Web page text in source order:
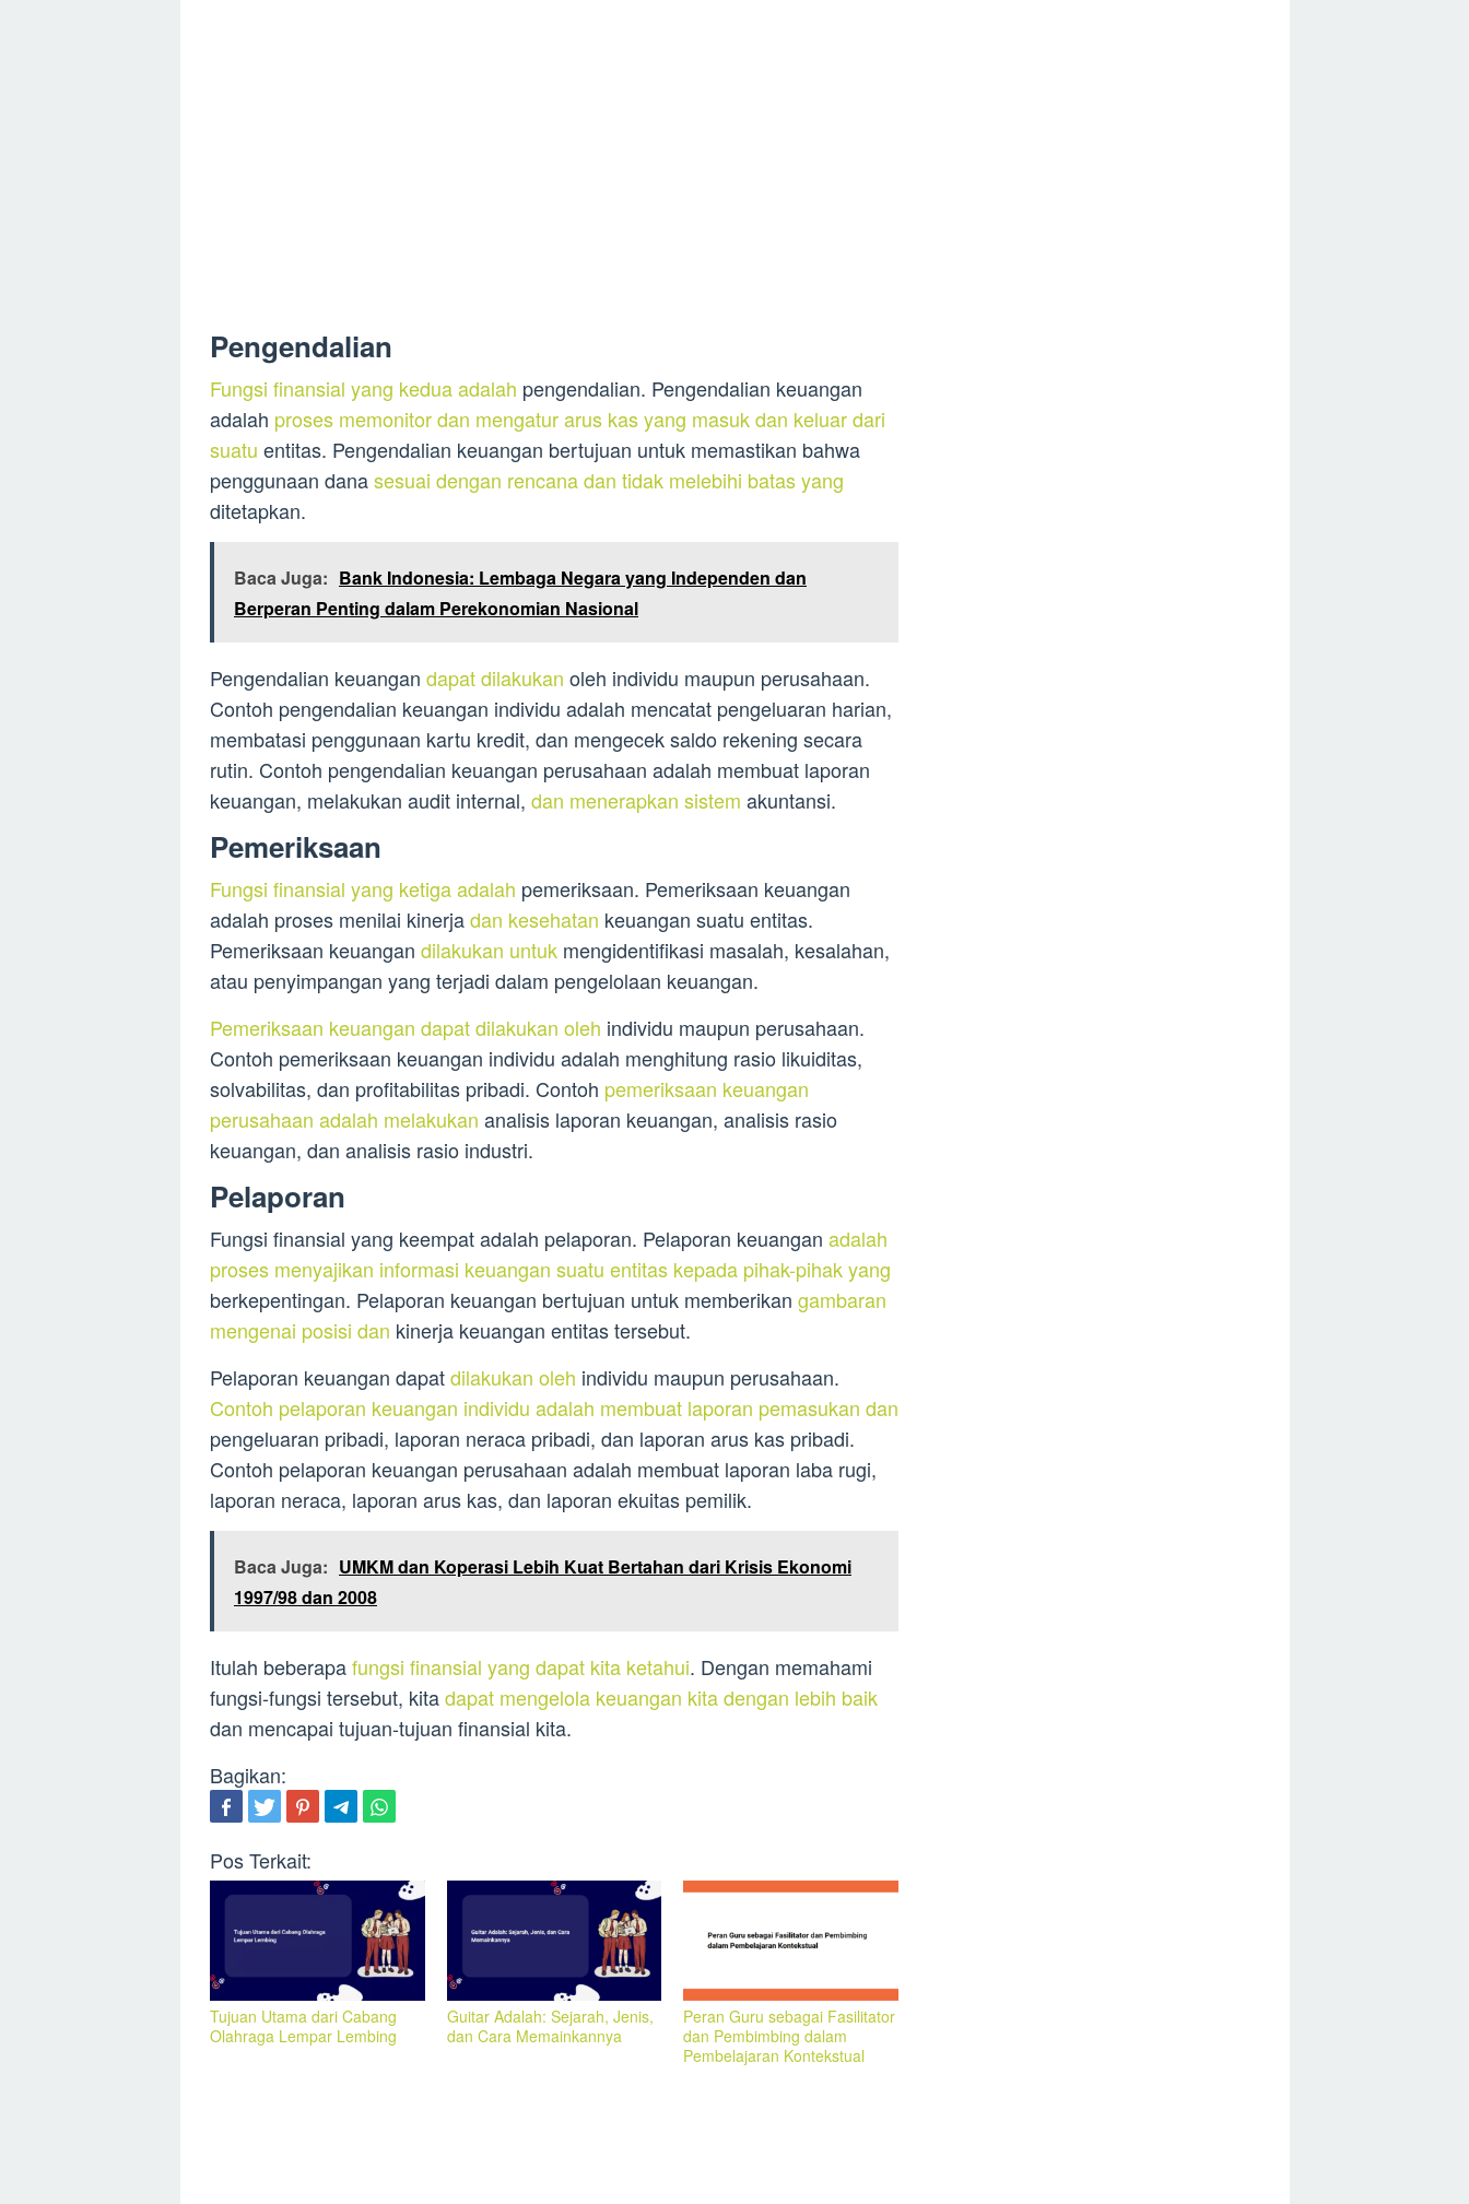
Pengendalian
Fungsi finansial yang kedua adalah pengendalian. Pengendalian keuangan
adalah proses memonitor dan mengatur arus kas yang masuk dan keluar dari
suatu entitas. Pengendalian keuangan bertujuan untuk memastikan bahwa
penggunaan danasesuai dengan rencana dan tidak melebihi batas yang
ditetapkan.
Baca Juga: Bank Indonesia: Lembaga Negara yang Independen dan
Berperan Penting dalam Perekonomian Nasional
Pengendalian keuangan dapat dilakukan oleh individu maupun perusahaan.
Contoh pengendalian keuangan individu adalah mencatat pengeluaran harian,
membatasi penggunaan kartu kredit, dan mengecek saldo rekening secara
rutin. Contoh pengendalian keuangan perusahaan adalah membuat laporan
keuangan, melakukan audit internal, dan menerapkan sistem akuntansi.
Pemeriksaan
Fungsi finansial yang ketiga adalah pemeriksaan. Pemeriksaan keuangan
adalah proses menilai kinerjadan kesehatan keuangan suatu entitas.
Pemeriksaan keuangan dilakukan untuk mengidentifikasi masalah, kesalahan,
atau penyimpangan yang terjadi dalam pengelolaan keuangan.
Pemeriksaan keuangan dapat dilakukan oleh individu maupun perusahaan.
Contoh pemeriksaan keuangan individu adalah menghitung rasio likuiditas,
solvabilitas, dan profitabilitas pribadi. Contoh pemeriksaan keuangan
perusahaan adalah melakukan analisis laporan keuangan, analisis rasio
keuangan, dan analisis rasio industri.
Pelaporan
Fungsi finansial yang keempat adalah pelaporan. Pelaporan keuangan adalah
proses menyajikan informasi keuangan suatu entitas kepada pihak-pihak yang
berkepentingan. Pelaporan keuangan bertujuan untuk memberikan gambaran
mengenai posisi dan kinerja keuangan entitas tersebut.
Pelaporan keuangan dapatdilakukan oleh individu maupun perusahaan.
Contoh pelaporan keuangan individu adalah membuat laporan pemasukan dan
pengeluaran pribadi, laporan neraca pribadi, dan laporan arus kas pribadi.
Contoh pelaporan keuangan perusahaan adalah membuat laporan laba rugi,
laporan neraca, laporan arus kas, dan laporan ekuitas pemilik.
Baca Juga: UMKM dan Koperasi Lebih Kuat Bertahan dari Krisis Ekonomi
1997/98 dan 2008
Itulah beberapafungsi finansial yang dapat kita ketahui. Dengan memahami
fungsi-fungsi tersebut, kitadapat mengelola keuangan kita dengan lebih baik
dan mencapai tujuan-tujuan finansial kita.
Bagikan:
Pos Terkait:
Tujuan Utama dari Cabang
Olahraga Lempar Lembing
Guitar Adalah: Sejarah, Jenis,
dan Cara Memainkannya
Peran Guru sebagai Fasilitator
dan Pembimbing dalam
Pembelajaran Kontekstual